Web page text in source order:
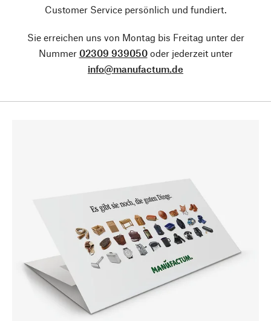
Customer Service persönlich und fundiert.
Sie erreichen uns von Montag bis Freitag unter der
Nummer 02309 939050oder jederzeit unter
info@manufactum.de